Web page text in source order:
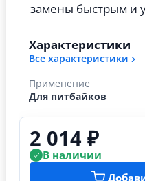
замены быстрым и
Характеристики
Все характеристики
Применение
Для питбайков
2 014 ₽
В наличии